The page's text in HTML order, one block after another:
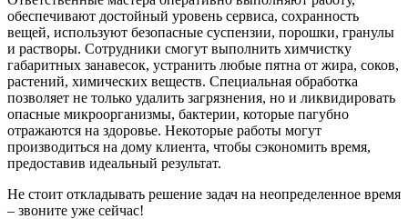
обеспечивают достойный уровень сервиса, сохранность
вещей, используют безопасные суспензии, порошки, гранулы
и растворы. Сотрудники смогут выполнить химчистку
габаритных занавесок, устранить любые пятна от жира, соков,
растений, химических веществ. Специальная обработка
позволяет не только удалить загрязнения, но и ликвидировать
опасные микроорганизмы, бактерии, которые пагубно
отражаются на здоровье. Некоторые работы могут
производиться на дому клиента, чтобы сэкономить время,
предоставив идеальный результат.
Не стоит откладывать решение задач на неопределенное время
– звоните уже сейчас!